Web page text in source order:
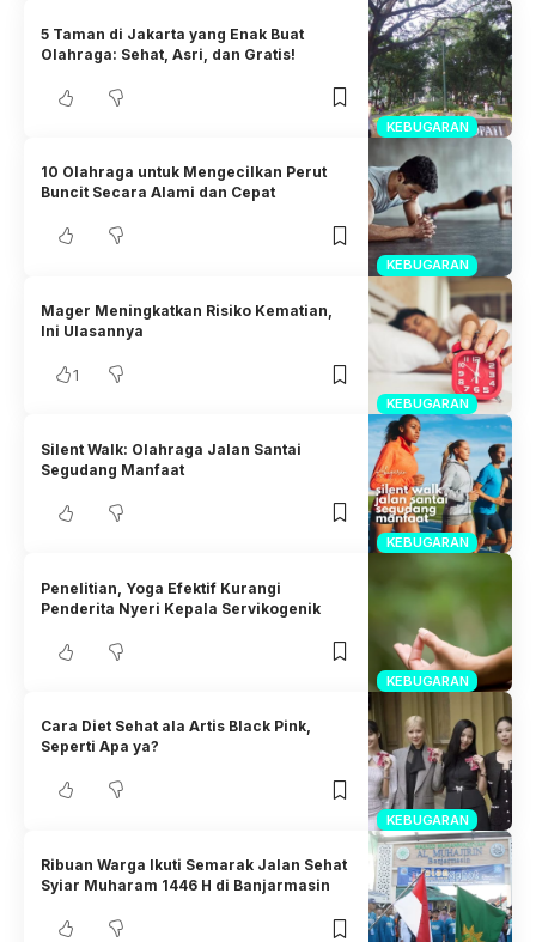
KEBUGARAN
5 Taman di Jakarta yang Enak Buat
Olahraga: Sehat, Asri, dan Gratis!
KEBUGARAN
10 Olahraga untuk Mengecilkan Perut
Buncit Secara Alami dan Cepat
KEBUGARAN
Mager Meningkatkan Risiko Kematian,
Ini Ulasannya
1
KEBUGARAN
Silent Walk: Olahraga Jalan Santai
Segudang Manfaat
KEBUGARAN
Penelitian, Yoga Efektif Kurangi
Penderita Nyeri Kepala Servikogenik
KEBUGARAN
Cara Diet Sehat ala Artis Black Pink,
Seperti Apa ya?
Ribuan Warga Ikuti Semarak Jalan Sehat
Syiar Muharam 1446 H di Banjarmasin